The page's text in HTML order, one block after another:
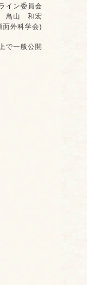
イン委員会
鳥山 和宏
面外科学会)
で一般公開